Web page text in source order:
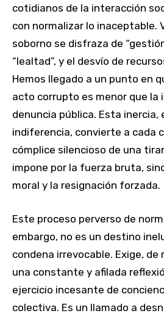
cotidianos de la interacción
con normalizar lo inaceptable.
soborno se disfraza de
“lealtad”, y el desvío de
Hemos llegado a un punto en
acto corrupto es menor que la
denuncia pública. Esta inercia,
indiferencia, convierte a cada
cómplice silencioso de una
impone por la fuerza bruta,
moral y la resignación forzada.
Este proceso perverso de
embargo, no es un destino
condena irrevocable. Exige,
una constante y afilada
ejercicio incesante de
colectiva. Es un llamado a